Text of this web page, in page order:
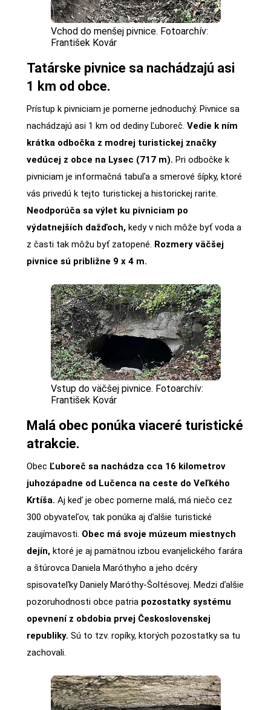
Vchod do menšej pivnice. Fotoarchív:
František Kovár
Tatárske pivnice sa nachádzajú asi
1 km od obce.
Prístup k pivniciam je pomerne jednoduchý. Pivnice sa
nachádzajú asi 1 km od dediny Ľuboreč. Vedie k ním
krátka odbočka z modrej turistickej značky
vedúcej z obce na Lysec (717 m). Pri odbočke k
pivniciam je informačná tabuľa a smerové šípky, ktoré
vás privedú k tejto turistickej a historickej rarite.
Neodporúča sa výlet ku pivniciam po
výdatnejších dažďoch,kedy v nich môže byť voda a
z časti tak môžu byť zatopené. Rozmery väčšej
pivnice sú približne 9 x 4 m.
Vstup do väčšej pivnice. Fotoarchív:
František Kovár
Malá obec ponúka viaceré turistické
atrakcie.
Obec Ľuboreč sa nachádza cca 16 kilometrov
juhozápadne od Lučenca na ceste do Veľkého
Krtíša. Aj keď je obec pomerne malá, má niečo cez
300 obyvateľov, tak ponúka aj ďalšie turistické
zaujímavosti. Obec má svoje múzeum miestnych
dejín,ktoré je aj pamätnou izbou evanjelického farára
a štúrovca Daniela Maróthyho a jeho dcéry
spisovateľky Daniely Maróthy-Šoltésovej. Medzi ďalšie
pozoruhodnosti obce patria pozostatky systému
opevnení z obdobia prvej Československej
republiky. Sú to tzv. ropíky, ktorých pozostatky sa tu
zachovali.